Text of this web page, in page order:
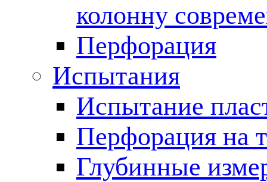
колонну
Перфорация
Испытания
Испытание
Перфорация на
Глубинные